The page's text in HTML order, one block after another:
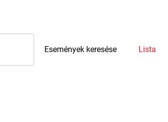
Események keresése Lista